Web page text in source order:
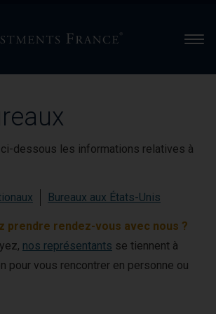
dessous les informations relatives à
Bureaux aux États-Unis
prendre rendez-vous avec nous ?
nos représentants se tiennent à
pour vous rencontrer en personne ou